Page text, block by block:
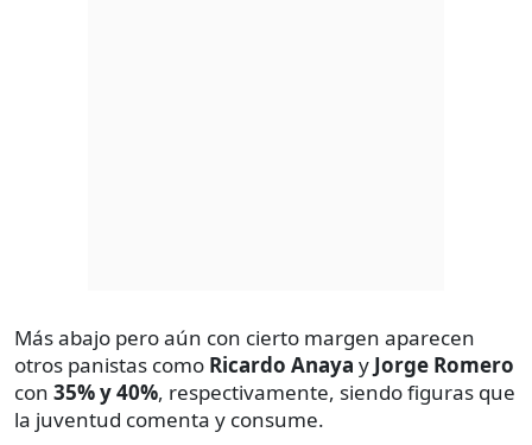
Más abajo pero aún con cierto margen aparecen
otros panistas como Ricardo Anaya y Jorge Romero
con 35% y 40%, respectivamente, siendo figuras que
la juventud comenta y consume.